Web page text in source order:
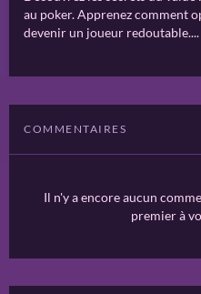
au poker. Apprenez comment
devenir un joueur redoutable....
COMMENTAIRES
Il n'y a encore aucun
premier à